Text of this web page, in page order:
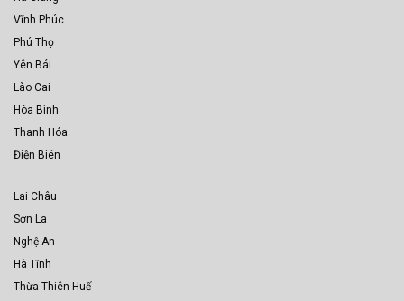
Vĩnh Phúc
Phú Thọ
Yên Bái
Lào Cai
Hòa Bình
Thanh Hóa
Điện Biên
Lai Châu
Sơn La
Nghệ An
Hà Tĩnh
Thừa Thiên Huế